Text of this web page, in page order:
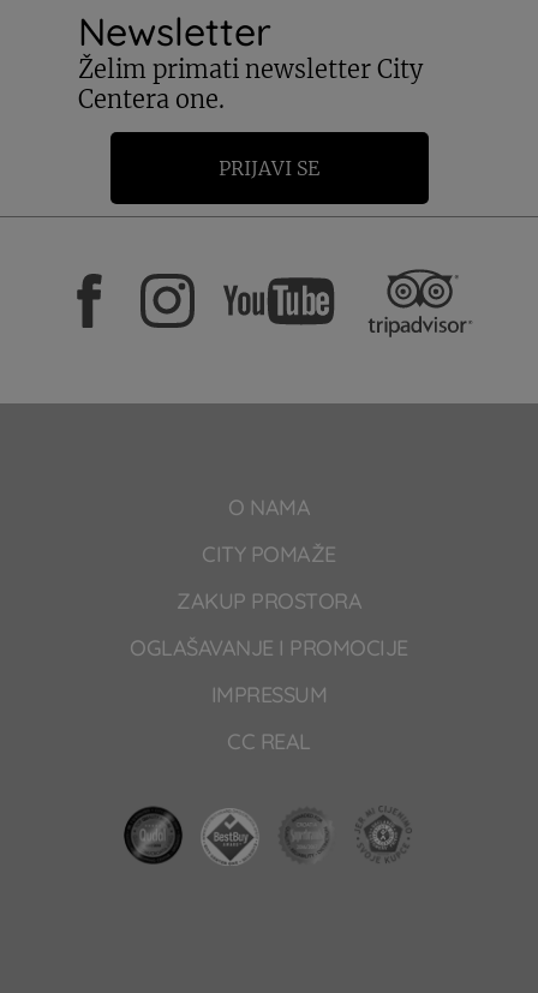
Newsletter
Želim primati newsletter City
Centera one.
PRIJAVI SE
O NAMA
CITY POMAŽE
ZAKUP PROSTORA
OGLAŠAVANJE I PROMOCIJE
IMPRESSUM
CC REAL